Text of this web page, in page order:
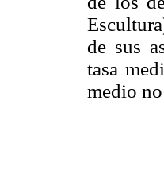
de sus
tasa
medio